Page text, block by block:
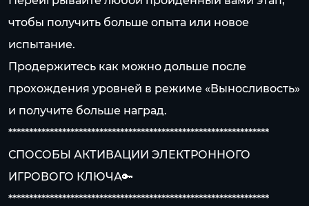
чтобы получить больше опыта или новое
испытание.
Продержитесь как можно дольше после
прохождения уровней в режиме «Выносливость»
и получите больше наград.
***************************************************************
СПОСОБЫ АКТИВАЦИИ ЭЛЕКТРОННОГО
ИГРОВОГО КЛЮЧА🔑
***************************************************************